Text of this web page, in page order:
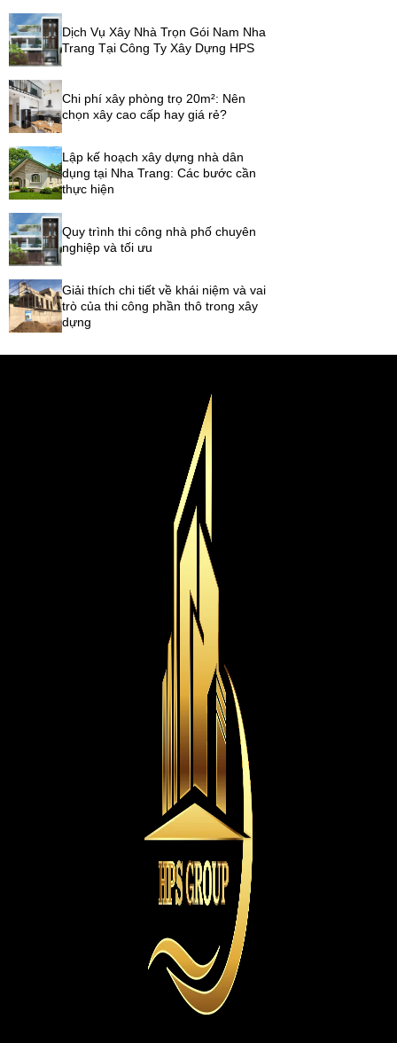
Dịch Vụ Xây Nhà Trọn Gói Nam Nha
Trang Tại Công Ty Xây Dựng HPS
Chi phí xây phòng trọ 20m²: Nên
chọn xây cao cấp hay giá rẻ?
Lập kế hoạch xây dựng nhà dân
dụng tại Nha Trang: Các bước cần
thực hiện
Quy trình thi công nhà phố chuyên
nghiệp và tối ưu
Giải thích chi tiết về khái niệm và vai
trò của thi công phần thô trong xây
dựng